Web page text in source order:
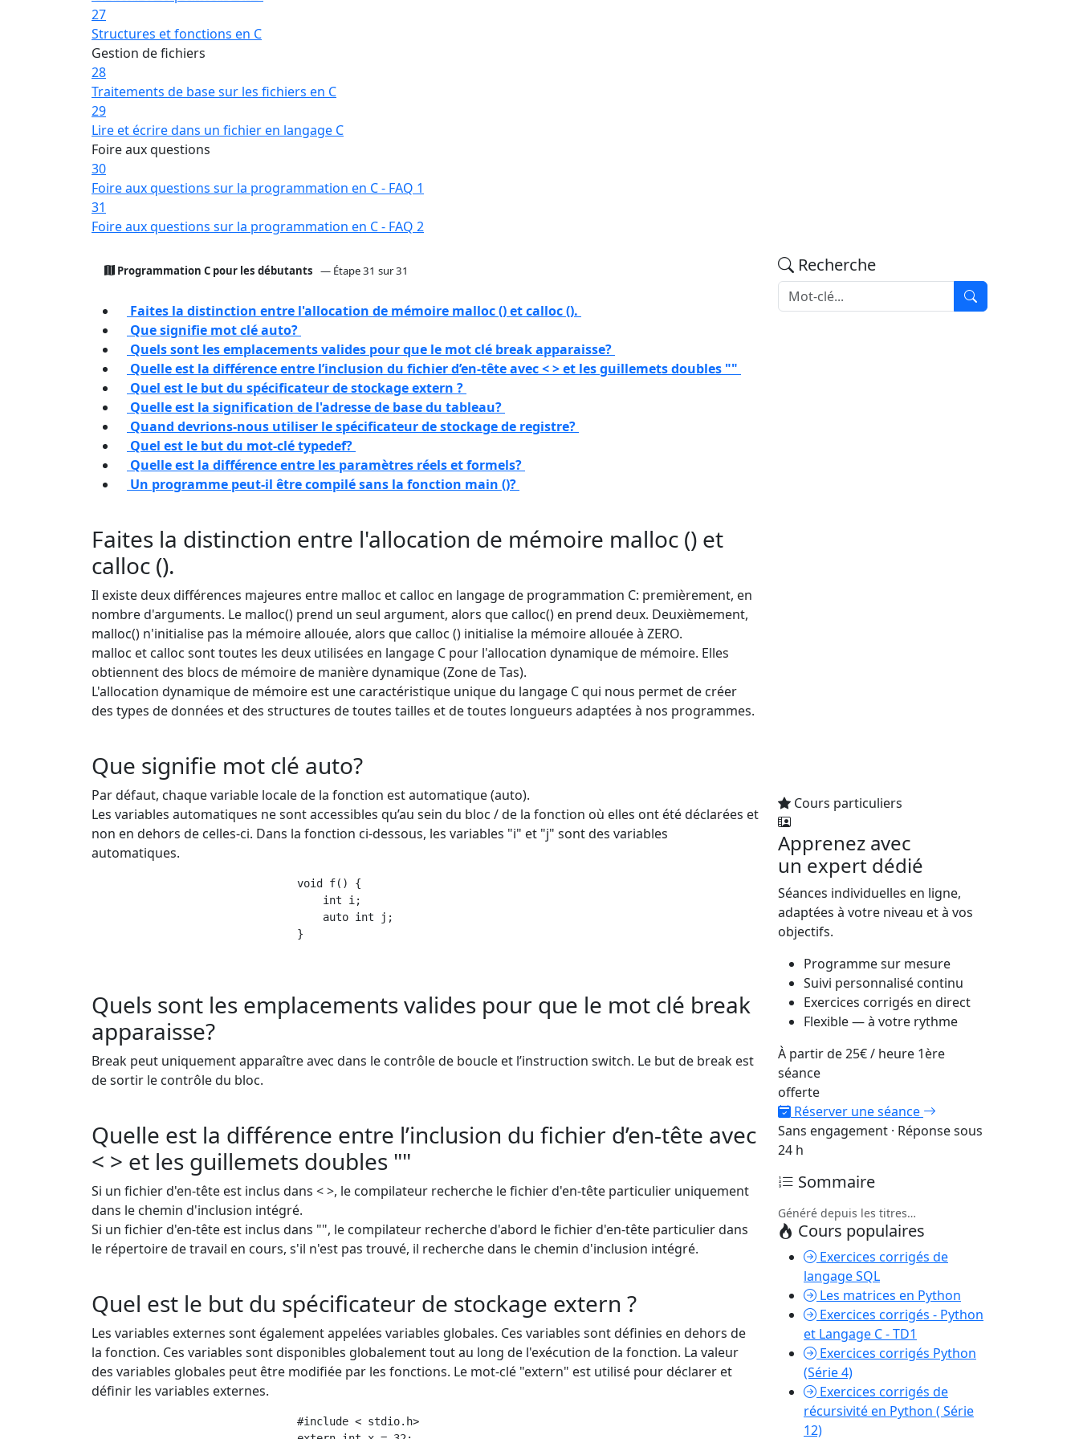
27
Structures et fonctions en C
Gestion de fichiers
28
Traitements de base sur les fichiers en C
29
Lire et écrire dans un fichier en langage C
Foire aux questions
30
Foire aux questions sur la programmation en C - FAQ 1
31
Foire aux questions sur la programmation en C - FAQ 2
Programmation C pour les débutants — Étape 31 sur 31
Faites la distinction entre l'allocation de mémoire malloc () et calloc ().
Que signifie mot clé auto?
Quels sont les emplacements valides pour que le mot clé break apparaisse?
Quelle est la différence entre l’inclusion du fichier d’en-tête avec < > et les guillemets doubles ""
Quel est le but du spécificateur de stockage extern ?
Quelle est la signification de l'adresse de base du tableau?
Quand devrions-nous utiliser le spécificateur de stockage de registre?
Quel est le but du mot-clé typedef?
Quelle est la différence entre les paramètres réels et formels?
Un programme peut-il être compilé sans la fonction main ()?
Faites la distinction entre l'allocation de mémoire malloc () et
calloc ().
Il existe deux différences majeures entre malloc et calloc en langage de programmation C: premièrement, en
nombre d'arguments. Le malloc() prend un seul argument, alors que calloc() en prend deux. Deuxièmement,
malloc() n'initialise pas la mémoire allouée, alors que calloc () initialise la mémoire allouée à ZERO.
malloc et calloc sont toutes les deux utilisées en langage C pour l'allocation dynamique de mémoire. Elles
obtiennent des blocs de mémoire de manière dynamique (Zone de Tas).
L'allocation dynamique de mémoire est une caractéristique unique du langage C qui nous permet de créer
des types de données et des structures de toutes tailles et de toutes longueurs adaptées à nos programmes.
Que signifie mot clé auto?
Par défaut, chaque variable locale de la fonction est automatique (auto).
Les variables automatiques ne sont accessibles qu’au sein du bloc / de la fonction où elles ont été déclarées et
non en dehors de celles-ci. Dans la fonction ci-dessous, les variables "i" et "j" sont des variables
automatiques.
                                void f() {
                                    int i;
                                    auto int j;
                                }
Quels sont les emplacements valides pour que le mot clé break
apparaisse?
Break peut uniquement apparaître avec dans le contrôle de boucle et l’instruction switch. Le but de break est
de sortir le contrôle du bloc.
Quelle est la différence entre l’inclusion du fichier d’en-tête avec
< > et les guillemets doubles ""
Si un fichier d'en-tête est inclus dans < >, le compilateur recherche le fichier d'en-tête particulier uniquement
dans le chemin d'inclusion intégré.
Si un fichier d'en-tête est inclus dans "", le compilateur recherche d'abord le fichier d'en-tête particulier dans
le répertoire de travail en cours, s'il n'est pas trouvé, il recherche dans le chemin d'inclusion intégré.
Quel est le but du spécificateur de stockage extern ?
Les variables externes sont également appelées variables globales. Ces variables sont définies en dehors de
la fonction. Ces variables sont disponibles globalement tout au long de l'exécution de la fonction. La valeur
des variables globales peut être modifiée par les fonctions. Le mot-clé "extern" est utilisé pour déclarer et
définir les variables externes.
                                #include < stdio.h>
Recherche
Cours particuliers
Apprenez avec
un expert dédié
Séances individuelles en ligne,
adaptées à votre niveau et à vos
objectifs.
Programme sur mesure
Suivi personnalisé continu
Exercices corrigés en direct
Flexible — à votre rythme
À partir de25€/ heure 1ère
séance
offerte
Réserver une séance
Sans engagement · Réponse sous
24 h
Sommaire
Généré depuis les titres…
Cours populaires
Exercices corrigés de
langage SQL
Les matrices en Python
Exercices corrigés - Python
et Langage C - TD1
Exercices corrigés Python
(Série 4)
Exercices corrigés de
récursivité en Python ( Série
12)